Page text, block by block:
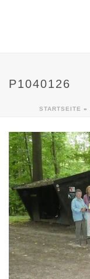
P1040126
STARTSEITE »